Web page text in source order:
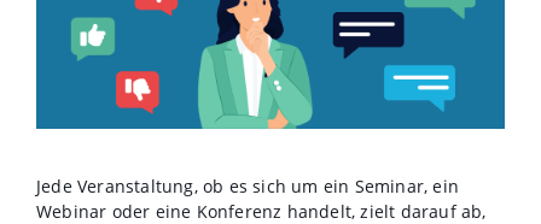
Jede Veranstaltung, ob es sich um ein Seminar, ein
Webinar oder eine Konferenz handelt, zielt darauf ab,